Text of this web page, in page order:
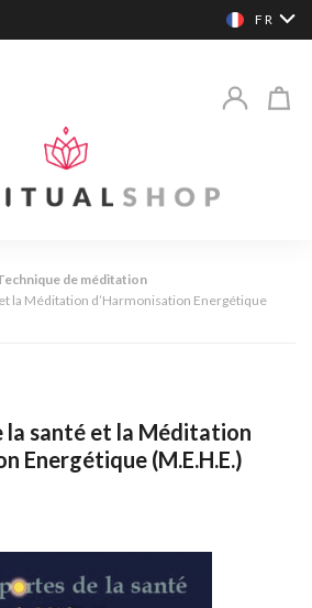
FR
de méditation
la Méditation d’Harmonisation Energétique
la santé et la Méditation
Energétique (M.E.H.E.)